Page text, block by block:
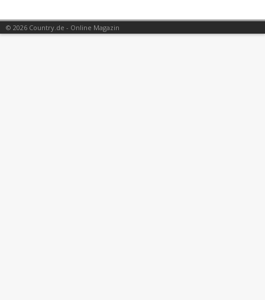
© 2026 Country.de - Online Magazin